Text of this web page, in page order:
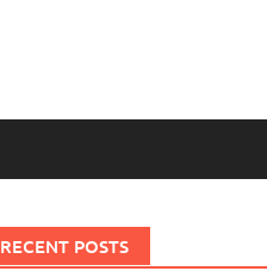
RECENT POSTS